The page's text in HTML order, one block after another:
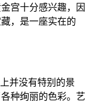
宫十分感兴趣，因
，是一座实在的
并没有特别的景
种绚丽的色彩。艺